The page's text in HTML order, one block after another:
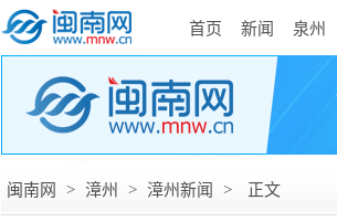
首页 新闻 泉州
闽南网 > 漳州 > 漳州新闻 > 正文